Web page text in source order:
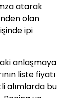
atarak
olan
ipi
anlaşmaya
liste fiyatı
alımlarda bu